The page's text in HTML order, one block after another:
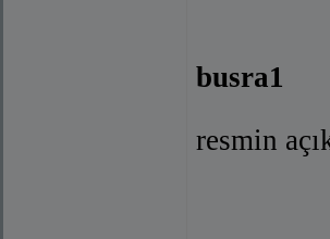
busra1
resmin